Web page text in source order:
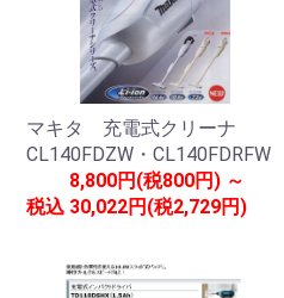
マキタ 充電式クリーナ
CL140FDZW・CL140FDRFW
税込
8,800円(税800円) ～
30,022円(税2,729円)